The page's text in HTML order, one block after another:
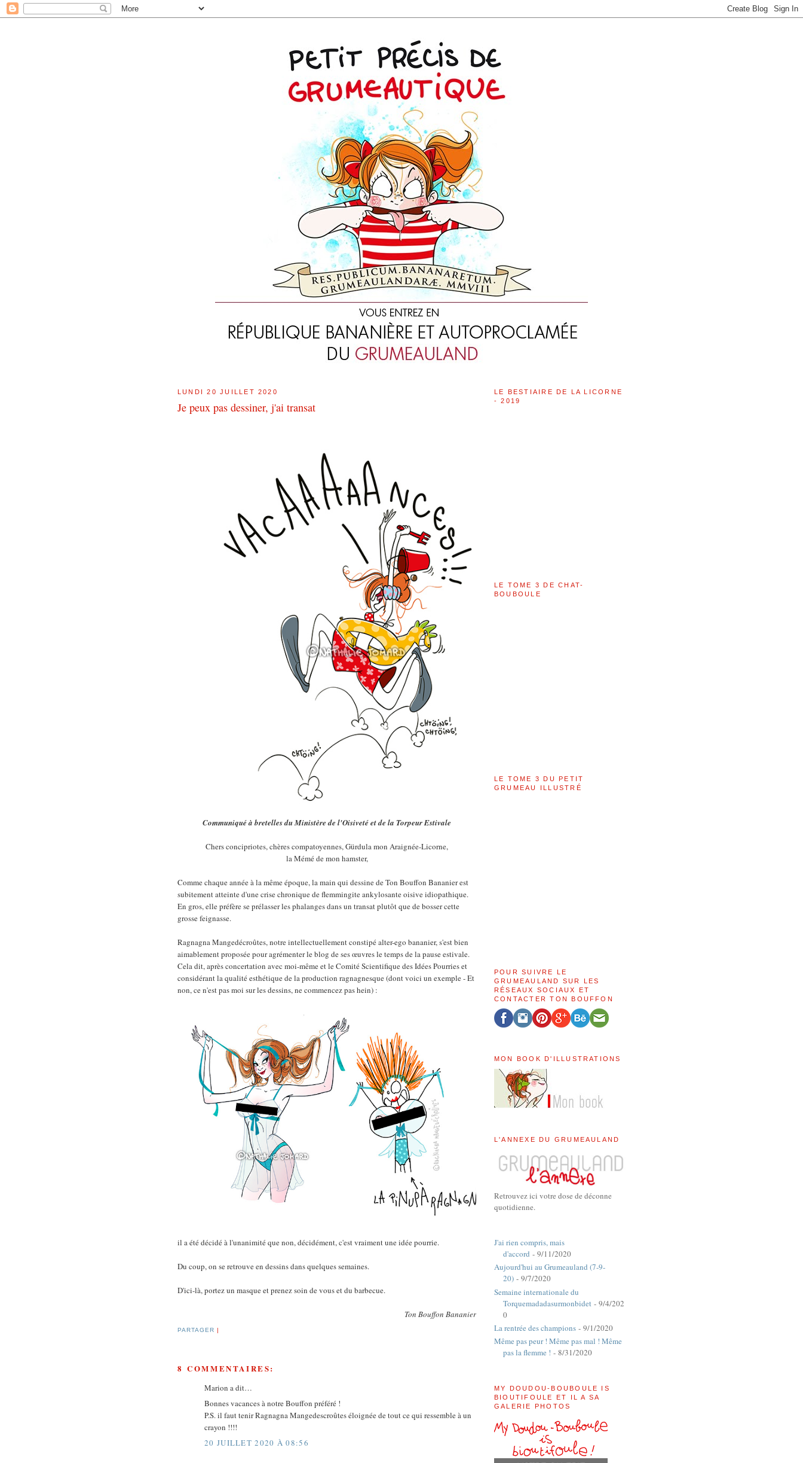
LUNDI 20 JUILLET 2020
Je peux pas dessiner, j'ai transat
Communiqué à bretelles du Ministère de l'Oisiveté et de la Torpeur Estivale
Chers concipriotes, chères compatoyennes, Gürdula mon Araignée-Licorne,
la Mémé de mon hamster,
Comme chaque année à la même époque, la main qui dessine de Ton Bouffon Bananier est
subitement atteinte d'une crise chronique de flemmingite ankylosante oisive idiopathique.
En gros, elle préfère se prélasser les phalanges dans un transat plutôt que de bosser cette
grosse feignasse.
Ragnagna Mangedécroûtes, notre intellectuellement constipé alter-ego bananier, s'est bien
aimablement proposée pour agrémenter le blog de ses œuvres le temps de la pause estivale.
Cela dit, après concertation avec moi-même et le Comité Scientifique des Idées Pourries et
considérant la qualité esthétique de la production ragnagnesque (dont voici un exemple - Et
non, ce n'est pas moi sur les dessins, ne commencez pas hein) :
il a été décidé à l'unanimité que non, décidément, c'est vraiment une idée pourrie.
Du coup, on se retrouve en dessins dans quelques semaines.
D'ici-là, portez un masque et prenez soin de vous et du barbecue.
Ton Bouffon Bananier
PARTAGER |
8 COMMENTAIRES:
Marion a dit…
Bonnes vacances à notre Bouffon préféré !
P.S. il faut tenir Ragnagna Mangedescroûtes éloignée de tout ce qui ressemble à un
crayon !!!!
20 JUILLET 2020 À 08:56
LE BESTIAIRE DE LA LICORNE
- 2019
LE TOME 3 DE CHAT-
BOUBOULE
LE TOME 3 DU PETIT
GRUMEAU ILLUSTRÉ
POUR SUIVRE LE
GRUMEAULAND SUR LES
RÉSEAUX SOCIAUX ET
CONTACTER TON BOUFFON
MON BOOK D'ILLUSTRATIONS
L'ANNEXE DU GRUMEAULAND
Retrouvez ici votre dose de déconne
quotidienne.
J'ai rien compris, mais
d'accord - 9/11/2020
Aujourd'hui au Grumeauland (7-9-
20) - 9/7/2020
Semaine internationale du
Torquemadadasurmonbidet - 9/4/202
0
La rentrée des champions - 9/1/2020
Même pas peur ! Même pas mal ! Même
pas la flemme ! - 8/31/2020
MY DOUDOU-BOUBOULE IS
BIOUTIFOULE ET IL A SA
GALERIE PHOTOS